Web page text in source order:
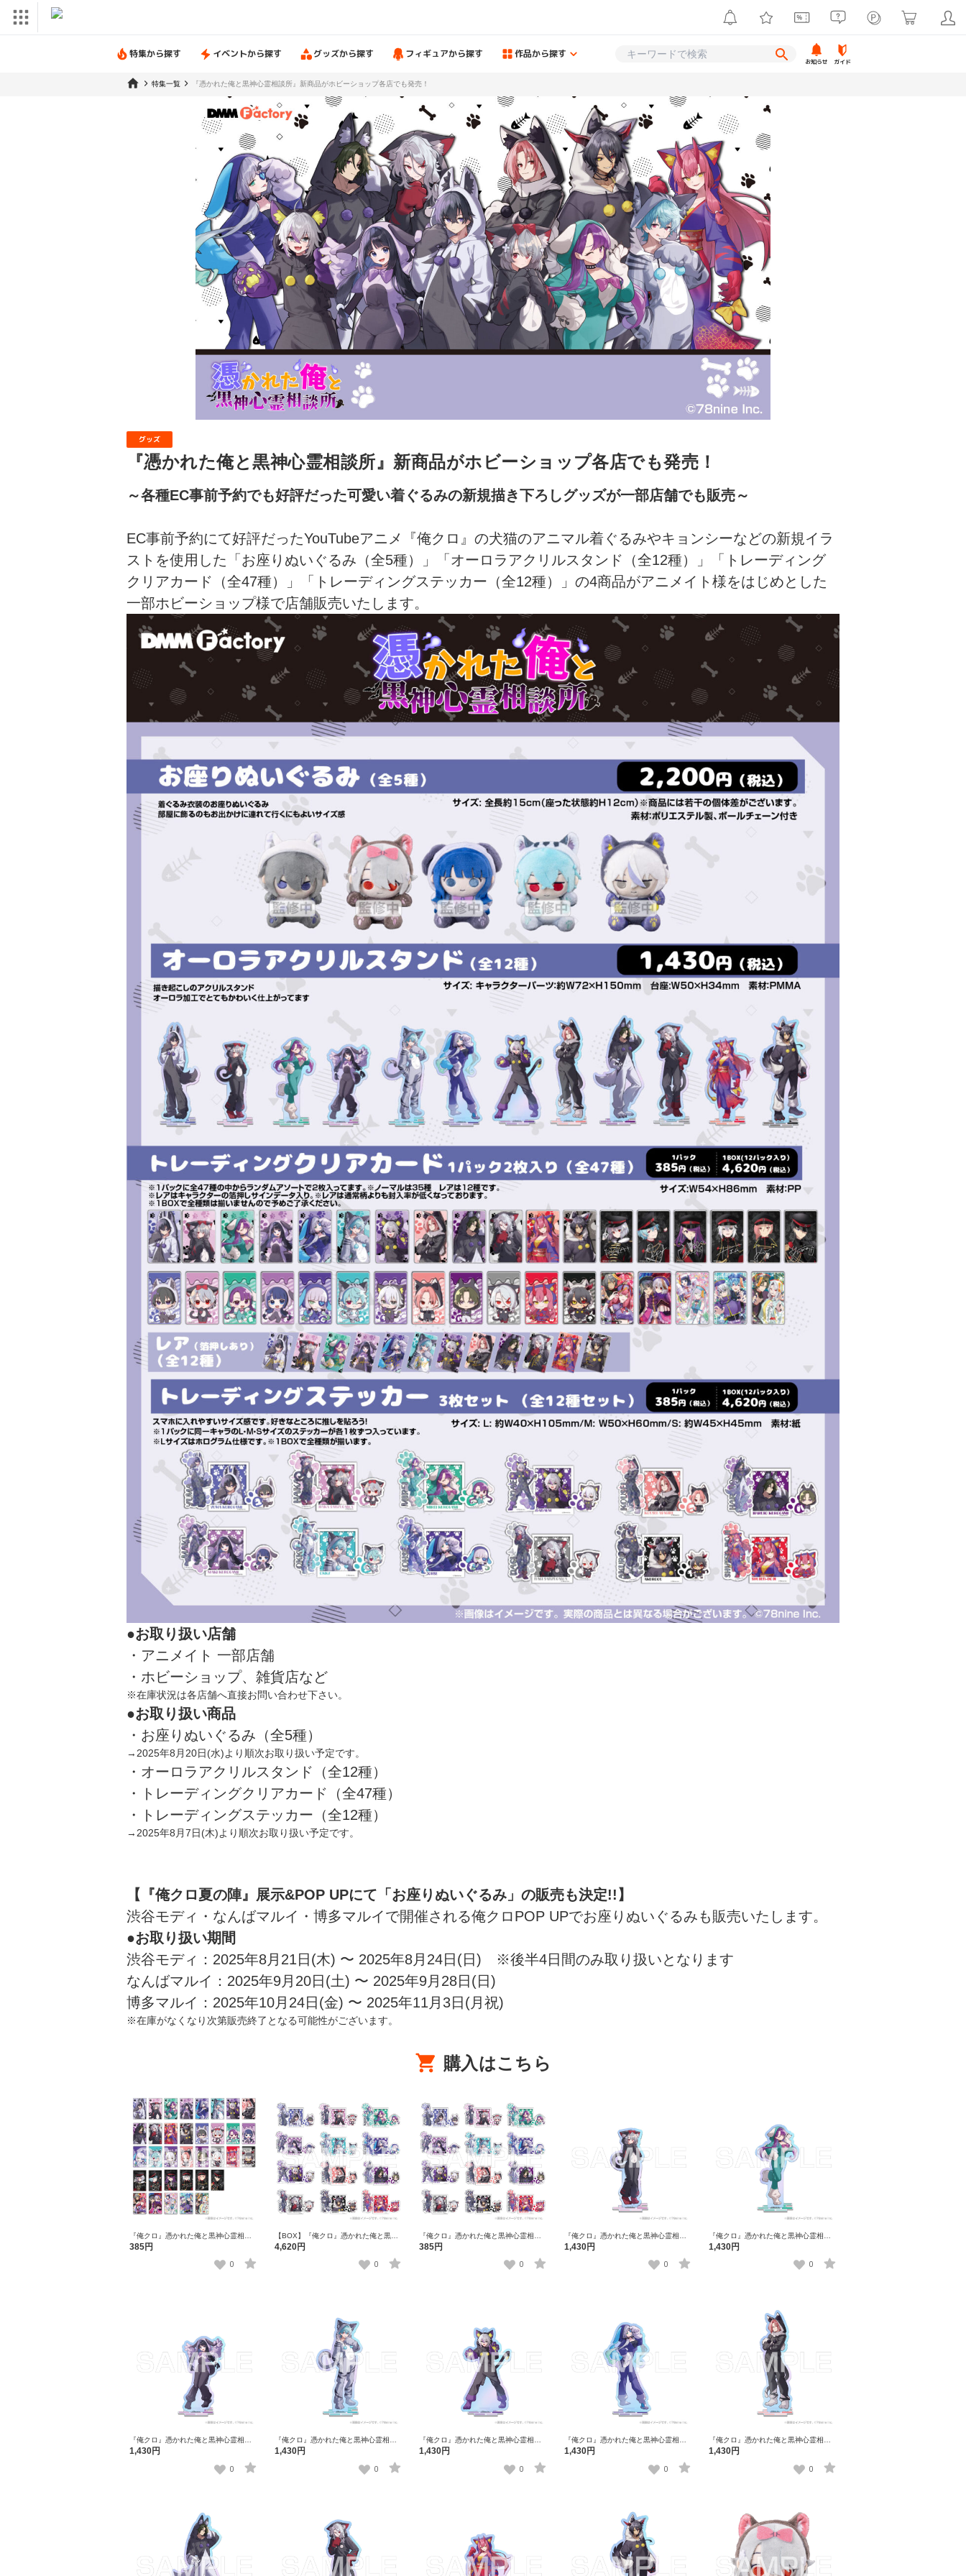
特集から探す イベントから探す グッズから探す フィギュアから探す 作品から探す
お知らせ ガイド
特集一覧 『憑かれた俺と黒神心霊相談所』新商品がホビーショップ各店でも発売！
グッズ
『憑かれた俺と黒神心霊相談所』新商品がホビーショップ各店でも発売！
～各種EC事前予約でも好評だった可愛い着ぐるみの新規描き下ろしグッズが一部店舗でも販売～
EC事前予約にて好評だったYouTubeアニメ『俺クロ』の犬猫のアニマル着ぐるみやキョンシーなどの新規イラ
ストを使用した「お座りぬいぐるみ（全5種）」「オーロラアクリルスタンド（全12種）」「トレーディング
クリアカード（全47種）」「トレーディングステッカー（全12種）」の4商品がアニメイト様をはじめとした
一部ホビーショップ様で店舗販売いたします。
●お取り扱い店舗
・アニメイト 一部店舗
・ホビーショップ、雑貨店など
※在庫状況は各店舗へ直接お問い合わせ下さい。
●お取り扱い商品
・お座りぬいぐるみ（全5種）
→2025年8月20日(水)より順次お取り扱い予定です。
・オーロラアクリルスタンド（全12種）
・トレーディングクリアカード（全47種）
・トレーディングステッカー（全12種）
→2025年8月7日(木)より順次お取り扱い予定です。
【『俺クロ夏の陣』展示&POP UPにて「お座りぬいぐるみ」の販売も決定!!】
渋谷モディ・なんばマルイ・博多マルイで開催される俺クロPOP UPでお座りぬいぐるみも販売いたします。
●お取り扱い期間
渋谷モディ：2025年8月21日(木) 〜 2025年8月24日(日) ※後半4日間のみ取り扱いとなります
なんばマルイ：2025年9月20日(土) 〜 2025年9月28日(日)
博多マルイ：2025年10月24日(金) 〜 2025年11月3日(月祝)
※在庫がなくなり次第販売終了となる可能性がございます。
購入はこちら
『俺クロ』憑かれた俺と黒神心霊相談
所 トレーディングクリアカード 1パッ
385円
0
【BOX】『俺クロ』憑かれた俺と黒神
心霊相談所 アニマル着ぐるみ トレーデ
4,620円
0
『俺クロ』憑かれた俺と黒神心霊相談
所 アニマル着ぐるみ トレーディングス
385円
0
『俺クロ』憑かれた俺と黒神心霊相談
所 アニマル着ぐるみ オーロラアクリル
1,430円
0
『俺クロ』憑かれた俺と黒神心霊相談
所 アニマル着ぐるみ オーロラアクリル
1,430円
0
『俺クロ』憑かれた俺と黒神心霊相談
所 アニマル着ぐるみ オーロラアクリル
1,430円
0
『俺クロ』憑かれた俺と黒神心霊相談
所 アニマル着ぐるみ オーロラアクリル
1,430円
0
『俺クロ』憑かれた俺と黒神心霊相談
所 アニマル着ぐるみ オーロラアクリル
1,430円
0
『俺クロ』憑かれた俺と黒神心霊相談
所 アニマル着ぐるみ オーロラアクリル
1,430円
0
『俺クロ』憑かれた俺と黒神心霊相談
所 アニマル着ぐるみ オーロラアクリル
1,430円
0